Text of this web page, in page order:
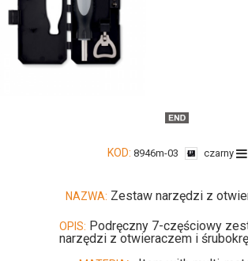
KOD: 8946m-03 czarny
NAZWA: Zestaw narzędzi z
OPIS: Podręczny 7-częściowy
narzędzi z otwieraczem i